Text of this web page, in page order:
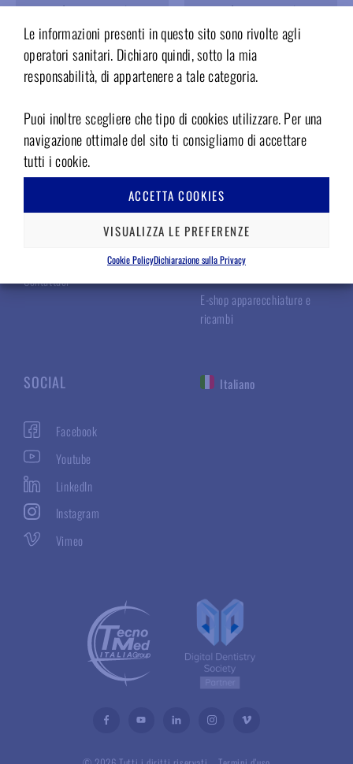
Le informazioni presenti in questo sito sono rivolte agli
operatori sanitari. Dichiaro quindi, sotto la mia
responsabilità, di appartenere a tale categoria.
Puoi inoltre scegliere che tipo di cookies utilizzare. Per una
navigazione ottimale del sito ti consigliamo di accettare
tutti i cookie.
ACCETTA COOKIES
VISUALIZZA LE PREFERENZE
Cookie PolicyDichiarazione sulla Privacy
Aggiungere ai preferiti Aggiungere ai preferiti
TECNOMED ITALIA
I Nostri Specialisti
Contattaci
LE NOSTRE LINEE
Linea Odontoiatrica
Linea per Estetica e
Podologia
E-shop apparecchiature e
ricambi
SOCIAL
Facebook
Youtube
LinkedIn
Instagram
Vimeo
Italiano